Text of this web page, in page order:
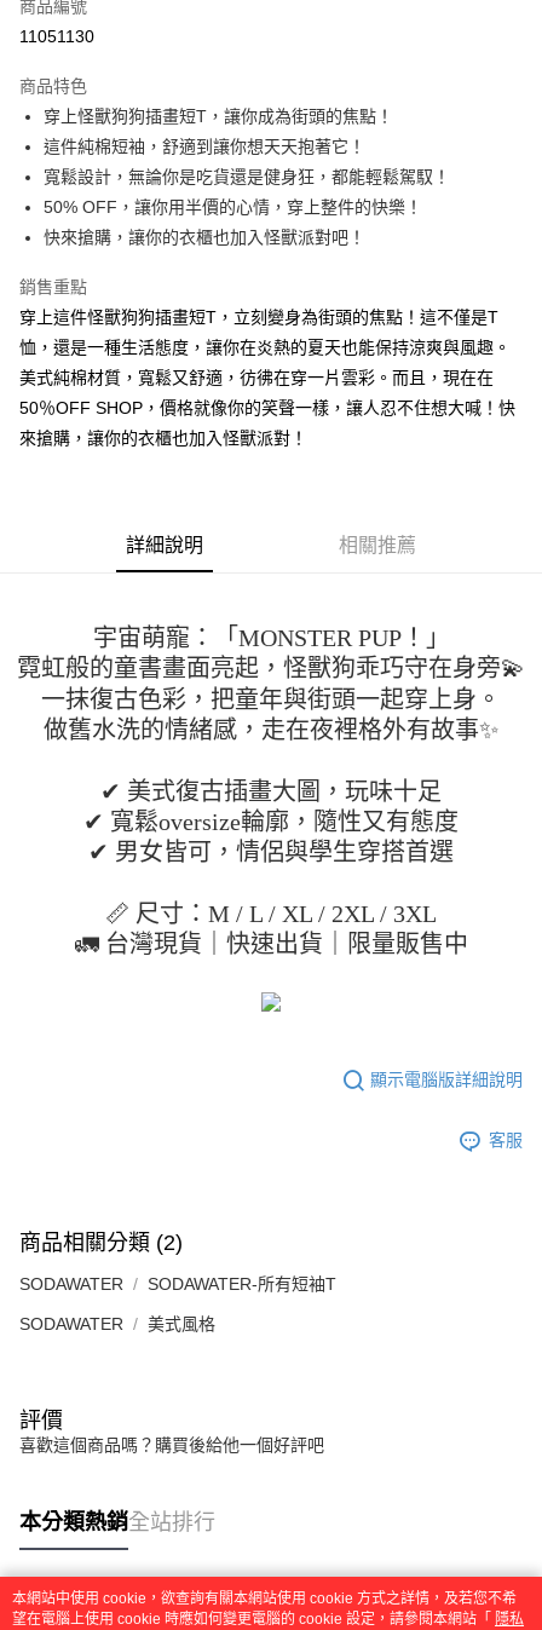
超商取貨付款
Apple Pay
街口支付
悠遊付
Google Pay
全盈+PAY
【大哥付你分期使用說明】
1.本服務由台灣大哥大提供，台灣大哥大用戶可立即使用無須另外申請。
2.付款方式選擇「大哥付你分期」，訂單成立後會自動跳轉到大哥付的交易
消。如遇「轉專審核」未通過狀況，表示未達大哥付你分期系統評分，恕無
2.透過簡訊連結打開帳單後，可選擇「超商條碼／台灣大直營門市／銀行轉
帳／街口支付／iPASS MONEY」等通路繳費。
【注意事項】
1.本服務係由「台灣大哥大股份有限公司」（以下簡稱本公司）所提供，讓
買賣價金債權讓與本公司後，依約使用本公司帳單繳交帳款。
2.基於同意付款使用「大哥付你分期」之契約關係目的，商店將以您的個人
資料（包含姓名、電話或地址）提供予台灣大哥大進項蒐集、處理及利用，
由本公司與您本人進行分期帳單所需資料之確認、核對及更正。
AFTEE先享後付
相關說明
１．簡單：不需註冊會員、不需綁卡、不需儲值。
２．便利：只要手機號碼，簡訊認證，即可結帳。
３．安心：先確認商品／服務後，再付款。
１．於結帳方式選擇「AFTEE先享後付」後，將跳轉至「AFTEE先享後付」
結帳頁面，進行簡訊認證並確認金額後，即可完成結帳。
２．訂單成立數日內，您將收到繳費通知簡訊。
３．收到繳費通知簡訊後14天內，點擊此簡訊中的連結，可透過四大超商／
ATM／網路銀行／等多元方式進行付款，方視為交易完成。
後付繳納相關費用。
※ 交易是否成功請以「AFTEE先享後付 」之結帳頁面顯示為準，若有關於
是否繳費成功／繳費後需取消欲退款等相關疑問，請聯繫「AFTEE先享後付
客戶支援中心」https://netprotections.freshdesk.com/support/home
１．透過由恩沛科技股份有限公司提供之「AFTEE先享後付」服務完成之交
易，需依本服務之必要範圍內提供個人資料，並將交易相關給付款項請求債
２．關於個人資料處理事宜，請瀏覽以下網址：
付款 後全家取貨
每筆NT$45
7-11取貨付款
付款 後7-11取貨
每筆NT$45，滿NT$499(含以上)免運費
每筆NT$70，滿NT$499(含以上)免運費
商品編號
11051130
商品特色
穿上怪獸狗狗插畫短T，讓你成為街頭的焦點！
這件純棉短袖，舒適到讓你想天天抱著它！
寬鬆設計，無論你是吃貨還是健身狂，都能輕鬆駕馭！
50% OFF，讓你用半價的心情，穿上整件的快樂！
快來搶購，讓你的衣櫃也加入怪獸派對吧！
銷售重點
穿上這件怪獸狗狗插畫短T，立刻變身為街頭的焦點！這不僅是T
恤，還是一種生活態度，讓你在炎熱的夏天也能保持涼爽與風趣。
美式純棉材質，寬鬆又舒適，彷彿在穿一片雲彩。而且，現在在
50％OFF SHOP，價格就像你的笑聲一樣，讓人忍不住想大喊！快
來搶購，讓你的衣櫃也加入怪獸派對！
詳細說明 相關推薦
宇宙萌寵：「MONSTER PUP！」
霓虹般的童書畫面亮起，怪獸狗乖巧守在身旁💫
一抹復古色彩，把童年與街頭一起穿上身。
做舊水洗的情緒感，走在夜裡格外有故事✨
✔ 美式復古插畫大圖，玩味十足
✔ 寬鬆oversize輪廓，隨性又有態度
✔ 男女皆可，情侶與學生穿搭首選
📏 尺寸：M / L / XL / 2XL / 3XL
🚛 台灣現貨｜快速出貨｜限量販售中
顯示電腦版詳細說明
客服
商品相關分類 (2)
SODAWATER SODAWATER-所有短袖T
SODAWATER 美式風格
評價
喜歡這個商品嗎？購買後給他一個好評吧
本分類熱銷全站排行
熱門標籤
本網站中使用 cookie，欲查詢有關本網站使用 cookie 方式之詳情，及若您不希
望在電腦上使用 cookie 時應如何變更電腦的 cookie 設定，請參閱本網站「 隱私